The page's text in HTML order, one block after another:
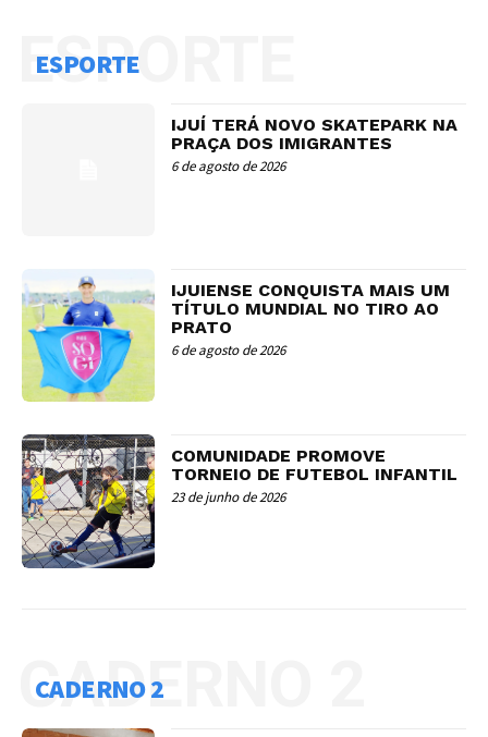
ESPORTE
ESPORTE
IJUÍ TERÁ NOVO SKATEPARK NA
PRAÇA DOS IMIGRANTES
6 de agosto de 2026
IJUIENSE CONQUISTA MAIS UM
TÍTULO MUNDIAL NO TIRO AO
PRATO
6 de agosto de 2026
COMUNIDADE PROMOVE
TORNEIO DE FUTEBOL INFANTIL
23 de junho de 2026
CADERNO 2
CADERNO 2